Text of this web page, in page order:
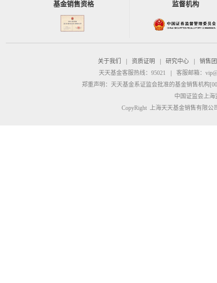
基金销售资格 监督机构
关于我们 资质证明 研究中心
销售
天天基金客服热线：95021
客服邮箱：
郑重声明： 天天基金系证监会批准的基金销售机构
中国证监会上
CopyRight 上海天天基金销售有限